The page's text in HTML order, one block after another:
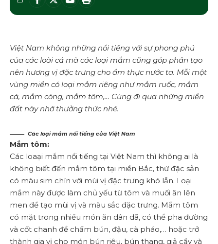
Việt Nam không những nổi tiếng với sự phong phú
của các loài cá mà các loại mắm cũng góp phần tạo
nên hương vị đặc trưng cho ẩm thực nước ta. Mỗi một
vùng miền có loại mắm riêng như mắm ruốc, mắm
cá, mắm còng, mắm tôm,… Cùng đi qua những miền
đất này nhớ thưởng thức nhé.
Các loại mắm nổi tiếng của Việt Nam
Mắm tôm:
Các loaại mắm nổi tiếng tại Việt Nam thì không ai là
không biết đến mắm tôm tại miền Bắc, thứ đặc sản
có màu sim chín với mùi vị đặc trưng khó lẫn. Loại
mắm này được làm chủ yếu từ tôm và muối ăn lên
men để tạo mùi vị và màu sắc đặc trưng. Mắm tôm
có mặt trong nhiều món ăn dân dã, có thể pha đường
và cốt chanh để chấm bún, đậu, cà pháo,… hoặc trở
thành gia vị cho món bún riêu, bún thang, giả cầy và